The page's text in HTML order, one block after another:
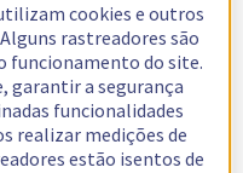
cookies e outros
rastreadores são
funcionamento do site.
garantir a segurança
funcionalidades
realizar medições de
estão isentos de